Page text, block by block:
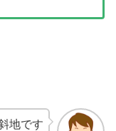
地です